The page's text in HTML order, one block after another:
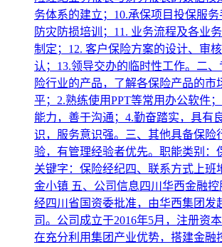
务体系的建立；10.承保项目投保服
防灾防损培训；11. 业务流程及各业
制定；12. 客户保险方案的设计、审
认；13.领导交办的临时性工作。二
险行业的产品，了解各保险产品的市
平；2.熟练使用PPT等常用办公软件
能力，善于沟通；4.勤奋踏实，具有
识，服务意识强。三、其他具备保险
验，有管理经验者优先。职能类别：
关键字：保险经纪四、联系方式上班
金小镇 五、公司信息四川华西金融
经四川省国资委批准，由华西集团发
司。公司成立于2016年5月，注册资
在充分利用集团产业优势，搭建金融